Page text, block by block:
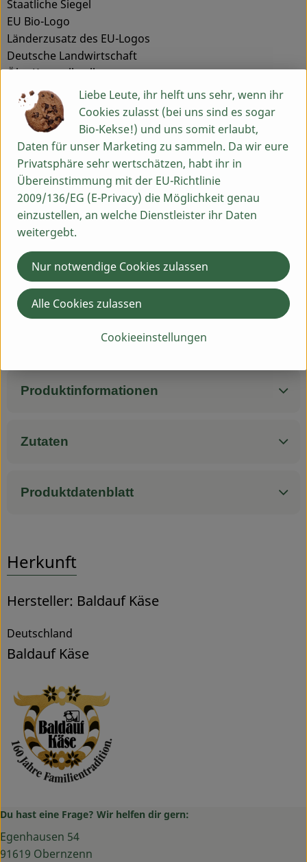
Staatliche Siegel
EU Bio-Logo
Länderzusatz des EU-Logos
Deutsche Landwirtschaft
Öko-Kontrollstelle
DE-ÖKO-006
Inverkehrbringer
Gebr. Baldauf GmbH & Co. KG; Goßholz 5, 88161
Lindenberg/Allgäu, Deutschland
Nährwerte & Analyseergebnisse bezogen auf 100 g
Energie kJ / kcal: 1700 kJ / 410 kcal
Fett: 34,0g, davon gesättigte Fettsäuren: 23,0g
Kohlenhydrate: <0,1g. davon Zucker: <0,1g,
Eiweiß: 26,0g
Salz: 1,5g
Allergiehinweise
Gluten: nicht enthalten
Milcheiweiß: enthalten
Produktinformationen
Zutaten
Produktdatenblatt
Herkunft
Hersteller: Baldauf Käse
Deutschland
Baldauf Käse
Du hast eine Frage? Wir helfen dir gern:
Egenhausen 54
91619 Obernzenn
Liebe Leute, ihr helft uns sehr, wenn ihr
Cookies zulasst (bei uns sind es sogar
Bio-Kekse!) und uns somit erlaubt,
Daten für unser Marketing zu sammeln. Da wir eure
Privatsphäre sehr wertschätzen, habt ihr in
Übereinstimmung mit der EU-Richtlinie
2009/136/EG (E-Privacy) die Möglichkeit genau
einzustellen, an welche Dienstleister ihr Daten
weitergebt.
Cookieeinstellungen
Nur notwendige Cookies zulassen
Alle Cookies zulassen